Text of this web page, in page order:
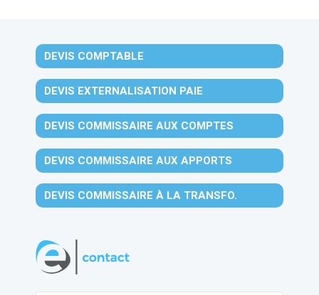
DEVIS COMPTABLE
DEVIS EXTERNALISATION PAIE
DEVIS COMMISSAIRE AUX COMPTES
DEVIS COMMISSAIRE AUX APPORTS
DEVIS COMMISSAIRE À LA TRANSFO.